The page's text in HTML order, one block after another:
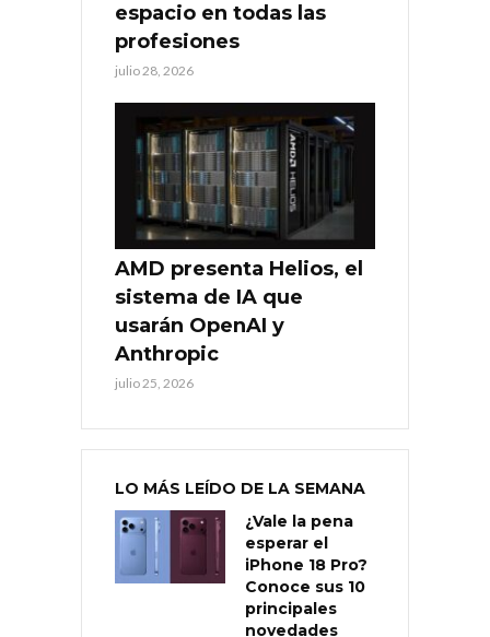
espacio en todas las
profesiones
julio 28, 2026
AMD presenta Helios, el
sistema de IA que
usarán OpenAI y
Anthropic
julio 25, 2026
LO MÁS LEÍDO DE LA SEMANA
¿Vale la pena
esperar el
iPhone 18 Pro?
Conoce sus 10
principales
novedades